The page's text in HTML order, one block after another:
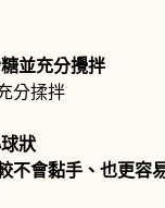
並充分攪拌
分揉拌
狀
不會黏手、也更容